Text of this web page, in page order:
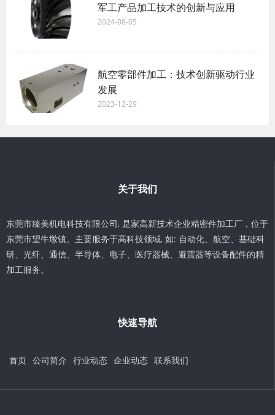
军工产品加工技术的创新与应用
2024-08-05
航空零部件加工：技术创新驱动行业
发展
2023-12-29
关于我们
东莞市臻美机电科技有限公司, 是家高新技术企业精密件加工厂，位于
东莞市望牛墩镇。主要服务于高科技领域, 如: 自动化、航空、基础科
研、光纤、通信、半导体、电子、医疗器械、避震器等设备配件的精
加工服务。
快速导航
首页 公司简介 行业动态 企业动态 联系我们